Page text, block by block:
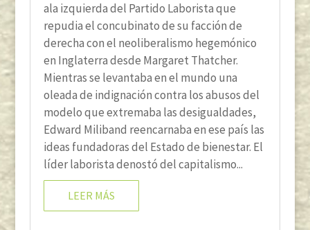
ala izquierda del Partido Laborista que
repudia el concubinato de su facción de
derecha con el neoliberalismo hegemónico
en Inglaterra desde Margaret Thatcher.
Mientras se levantaba en el mundo una
oleada de indignación contra los abusos del
modelo que extremaba las desigualdades,
Edward Miliband reencarnaba en ese país las
ideas fundadoras del Estado de bienestar. El
líder laborista denostó del capitalismo...
LEER MÁS